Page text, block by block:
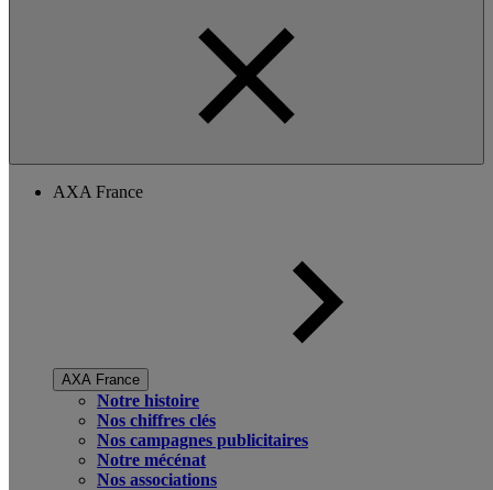
AXA France
AXA France
Notre histoire
Nos chiffres clés
Nos campagnes publicitaires
Notre mécénat
Nos associations